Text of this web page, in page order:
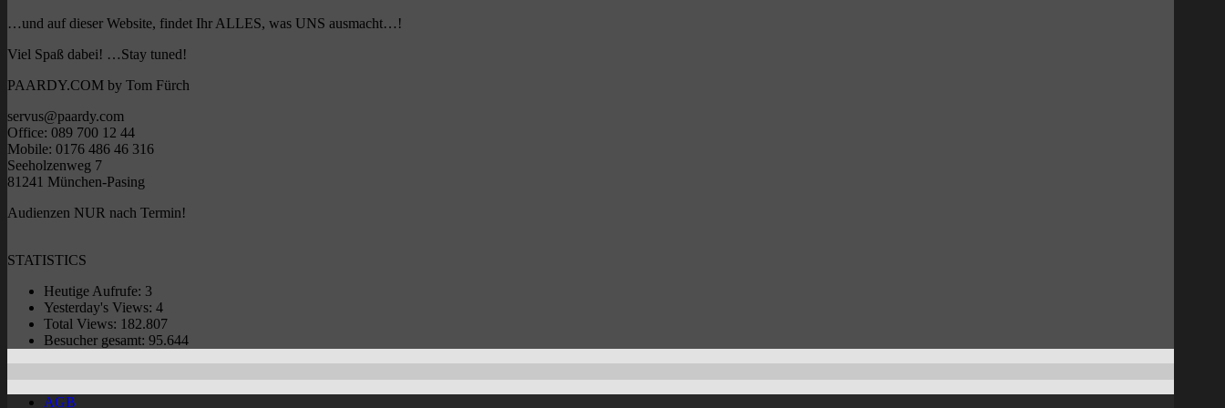
…und auf dieser Website, findet Ihr ALLES, was UNS ausmacht…!
Viel Spaß dabei! …Stay tuned!
PAARDY.COM by Tom Fürch
servus@paardy.com
Office: 089 700 12 44
Mobile: 0176 486 46 316
Seeholzenweg 7
81241 München-Pasing
Audienzen NUR nach Termin!
STATISTICS
Heutige Aufrufe: 3
Yesterday's Views: 4
Total Views: 182.807
Besucher gesamt: 95.644
AGB